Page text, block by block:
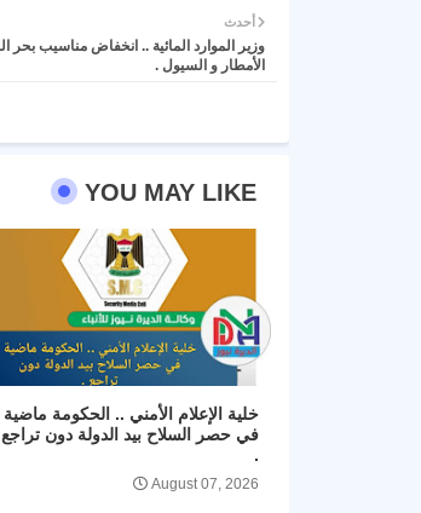
أحدث
وزير الموارد المائية .. انخفاض مناسيب
الأمطار و السيول .
YOU MAY LIKE
خلية الإعلام الأمني .. الحكومة ماضية
في حصر السلاح بيد الدولة دون تراجع
.
August 07, 2026